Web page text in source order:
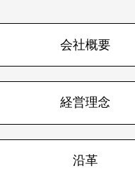
会社概要
経営理念
沿革